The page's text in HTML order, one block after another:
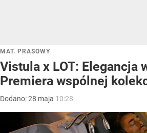
MAT. PRASOWY
Vistula x LOT: Elegancja
Premiera wspólnej
Dodano:28 maja 10:28